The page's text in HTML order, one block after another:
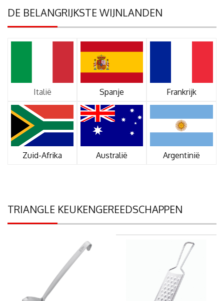
DE BELANGRIJKSTE WIJNLANDEN
Italië Spanje Frankrijk
Zuid-Afrika Australië Argentinië
TRIANGLE KEUKENGEREEDSCHAPPEN